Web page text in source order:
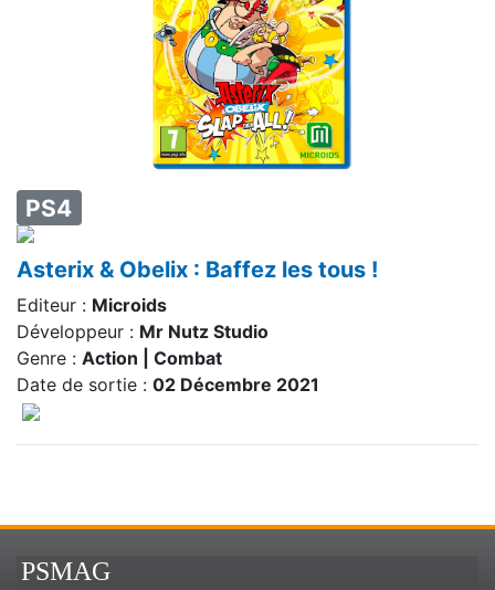
PS4
Asterix & Obelix : Baffez les tous !
Editeur : Microids
Développeur : Mr Nutz Studio
Genre : Action | Combat
Date de sortie : 02 Décembre 2021
PSMAG